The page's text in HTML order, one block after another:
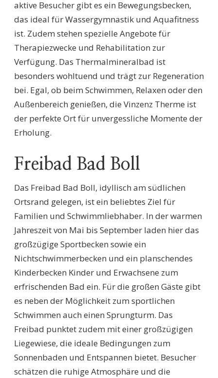
aktive Besucher gibt es ein Bewegungsbecken,
das ideal für Wassergymnastik und Aquafitness
ist. Zudem stehen spezielle Angebote für
Therapiezwecke und Rehabilitation zur
Verfügung. Das Thermalmineralbad ist
besonders wohltuend und trägt zur Regeneration
bei. Egal, ob beim Schwimmen, Relaxen oder den
Außenbereich genießen, die Vinzenz Therme ist
der perfekte Ort für unvergessliche Momente der
Erholung.
Freibad Bad Boll
Das Freibad Bad Boll, idyllisch am südlichen
Ortsrand gelegen, ist ein beliebtes Ziel für
Familien und Schwimmliebhaber. In der warmen
Jahreszeit von Mai bis September laden hier das
großzügige Sportbecken sowie ein
Nichtschwimmerbecken und ein planschendes
Kinderbecken Kinder und Erwachsene zum
erfrischenden Bad ein. Für die großen Gäste gibt
es neben der Möglichkeit zum sportlichen
Schwimmen auch einen Sprungturm. Das
Freibad punktet zudem mit einer großzügigen
Liegewiese, die ideale Bedingungen zum
Sonnenbaden und Entspannen bietet. Besucher
schätzen die ruhige Atmosphäre und die